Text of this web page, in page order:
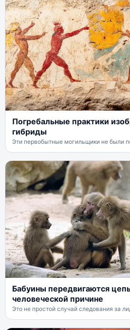
Погребальные практики
гибриды
Эти первобытные могильщики не были
Бабуины передвигаются
человеческой причине
Это не простой случай следования за